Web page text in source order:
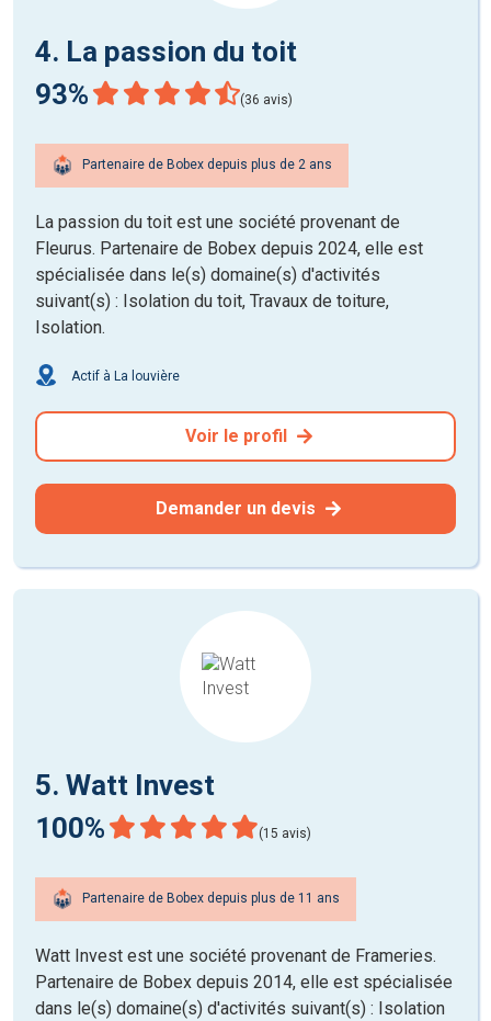
4. La passion du toit
93%
(36 avis)
Partenaire de Bobex depuis plus de 2 ans
La passion du toit est une société provenant de
Fleurus. Partenaire de Bobex depuis 2024, elle est
spécialisée dans le(s) domaine(s) d'activités
suivant(s) : Isolation du toit, Travaux de toiture,
Isolation.
Actif à La louvière
Voir le profil
Demander un devis
5. Watt Invest
100%
(15 avis)
Partenaire de Bobex depuis plus de 11 ans
Watt Invest est une société provenant de Frameries.
Partenaire de Bobex depuis 2014, elle est spécialisée
dans le(s) domaine(s) d'activités suivant(s) : Isolation